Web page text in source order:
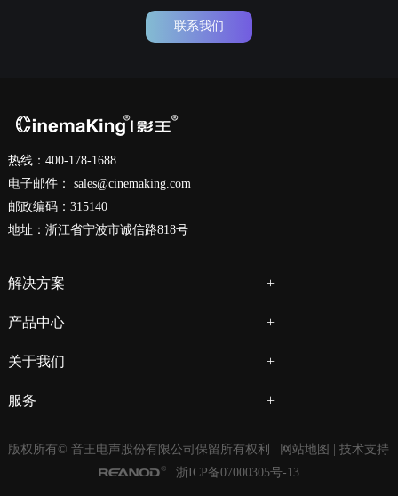
联系我们
热线：400-178-1688
电子邮件： sales@cinemaking.com
邮政编码：315140
地址：浙江省宁波市诚信路818号
解决方案
产品中心
关于我们
服务
版权所有© 音王电声股份有限公司保留所有权利 | 网站地图
| 技术支持
浙ICP备07000305号-13